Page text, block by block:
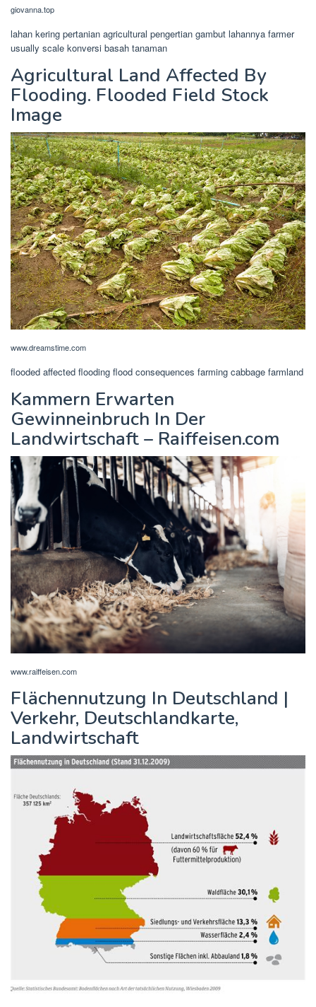
giovanna.top
lahan kering pertanian agricultural pengertian gambut lahannya farmer
usually scale konversi basah tanaman
Agricultural Land Affected By
Flooding. Flooded Field Stock
Image
www.dreamstime.com
flooded affected flooding flood consequences farming cabbage farmland
Kammern Erwarten
Gewinneinbruch In Der
Landwirtschaft – Raiffeisen.com
www.raiffeisen.com
Flächennutzung In Deutschland |
Verkehr, Deutschlandkarte,
Landwirtschaft